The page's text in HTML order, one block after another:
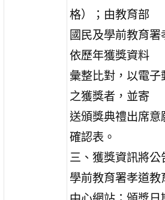
格）；由教育部
國民及學前教育
依歷年獲獎資料
彙整比對，以電
之獲獎者，並寄
送頒獎典禮出席
確認表。
三、獲獎資訊將
學前教育署孝道教